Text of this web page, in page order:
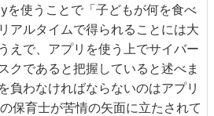
を使うことで「子どもが何を食べ
アルタイムで得られることには大
えで、アプリを使う上でサイバー
クであると把握していると述べま
負わなければならないのはアプリ
保育士が苦情の矢面に立たされて